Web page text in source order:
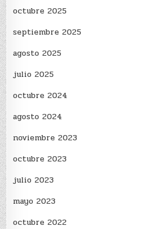
octubre 2025
septiembre 2025
agosto 2025
julio 2025
octubre 2024
agosto 2024
noviembre 2023
octubre 2023
julio 2023
mayo 2023
octubre 2022